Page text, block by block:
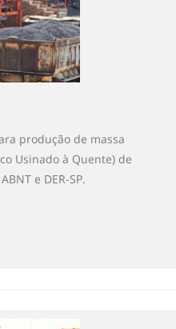
produção de massa
Usinado à Quente) de
e DER-SP.